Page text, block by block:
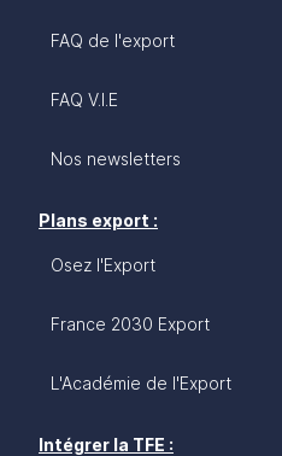
FAQ de l'export
FAQ V.I.E
Nos newsletters
Plans export :
Osez l'Export
France 2030 Export
L'Académie de l'Export
Intégrer la TFE :